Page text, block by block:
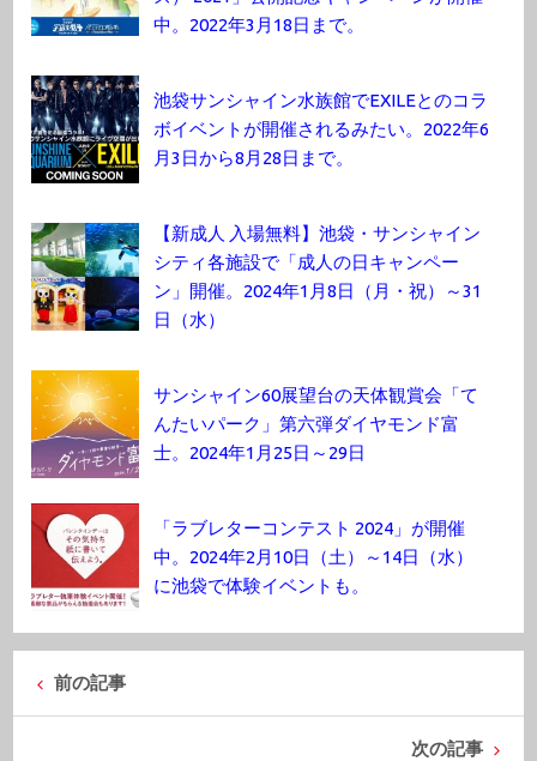
中。2022年3月18日まで。
池袋サンシャイン水族館でEXILEとのコラ
ボイベントが開催されるみたい。2022年6
月3日から8月28日まで。
【新成人 入場無料】池袋・サンシャイン
シティ各施設で「成人の日キャンペー
ン」開催。2024年1月8日（月・祝）～31
日（水）
サンシャイン60展望台の天体観賞会「て
んたいパーク」第六弾ダイヤモンド富
士。2024年1月25日～29日
「ラブレターコンテスト 2024」が開催
中。2024年2月10日（土）～14日（水）
に池袋で体験イベントも。
前の記事
次の記事